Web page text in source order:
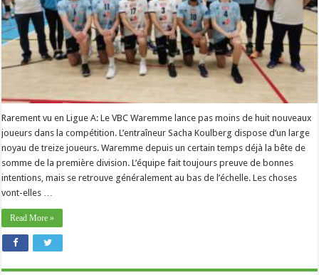
que
la
saison
dernière”
Rarement vu en Ligue A: Le VBC Waremme lance pas moins de huit nouveaux
joueurs dans la compétition. L’entraîneur Sacha Koulberg dispose d’un large
noyau de treize joueurs. Waremme depuis un certain temps déjà la bête de
somme de la première division. L’équipe fait toujours preuve de bonnes
intentions, mais se retrouve généralement au bas de l’échelle. Les choses
vont-elles …
Read More »